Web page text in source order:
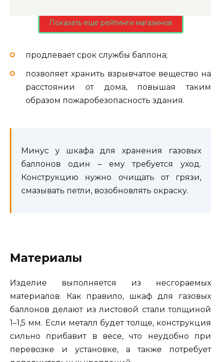
Показать еще рейтинги магазинов
продлевает срок службы баллона;
позволяет хранить взрывчатое вещество на
расстоянии от дома, повышая таким
образом пожаробезопасность здания.
Минус у шкафа для хранения газовых
баллонов один – ему требуется уход.
Конструкцию нужно очищать от грязи,
смазывать петли, возобновлять окраску.
Материалы
Изделие выполняется из несгораемых
материалов. Как правило, шкаф для газовых
баллонов делают из листовой стали толщиной
1–1,5 мм. Если металл будет толще, конструкция
сильно прибавит в весе, что неудобно при
перевозке и установке, а также потребует